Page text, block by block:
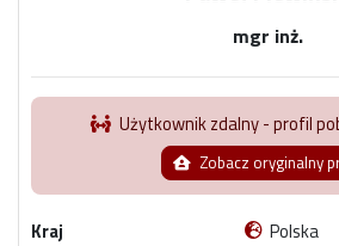
mgr inż.
Użytkownik zdalny - profil
Zobacz oryginalny
Kraj
Polska